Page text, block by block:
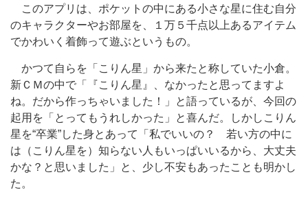
このアプリは、ポケットの中にある小さな星に住む自分
のキャラクターやお部屋を、１万５千点以上あるアイテム
でかわいく着飾って遊ぶというもの。
かつて自らを「こりん星」から来たと称していた小倉。
新ＣＭの中で「『こりん星』、なかったと思ってますよ
ね。だから作っちゃいました！」と語っているが、今回の
起用を「とってもうれしかった」と喜んだ。しかしこりん
星を“卒業”した身とあって「私でいいの？ 若い方の中に
は（こりん星を）知らない人もいっぱいいるから、大丈夫
かな？と思いました」と、少し不安もあったことも明かし
た。